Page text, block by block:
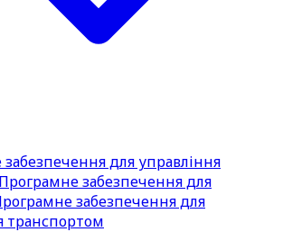
для управління
Програмне забезпечення для
забезпечення для
транспортом